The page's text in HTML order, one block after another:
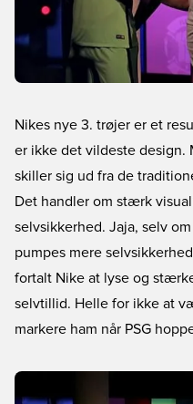
Nikes nye 3. trøjer er et
er ikke det vildeste design.
skiller sig ud fra de
Det handler om stærk
selvsikkerhed. Jaja, selv
pumpes mere
fortalt Nike at lyse og
selvtillid. Helle for ikke at
markere ham når PSG